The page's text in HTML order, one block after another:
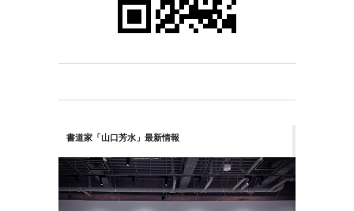
書道家「山口芳水」最新情報